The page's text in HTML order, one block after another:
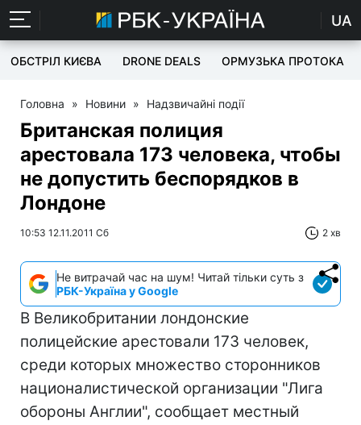
UA
ОБСТРІЛ КИЄВА DRONE DEALS ОРМУЗЬКА ПРОТОКА
Головна » Новини » Надзвичайні події
Британская полиция
арестовала 173 человека, чтобы
не допустить беспорядков в
Лондоне
10:53 12.11.2011 Сб 2 хв
Не витрачай час на шум! Читай тільки суть з
РБК-Україна у Google
В Великобритании лондонские
полицейские арестовали 173 человек,
среди которых множество сторонников
националистической организации "Лига
обороны Англии", сообщает местный